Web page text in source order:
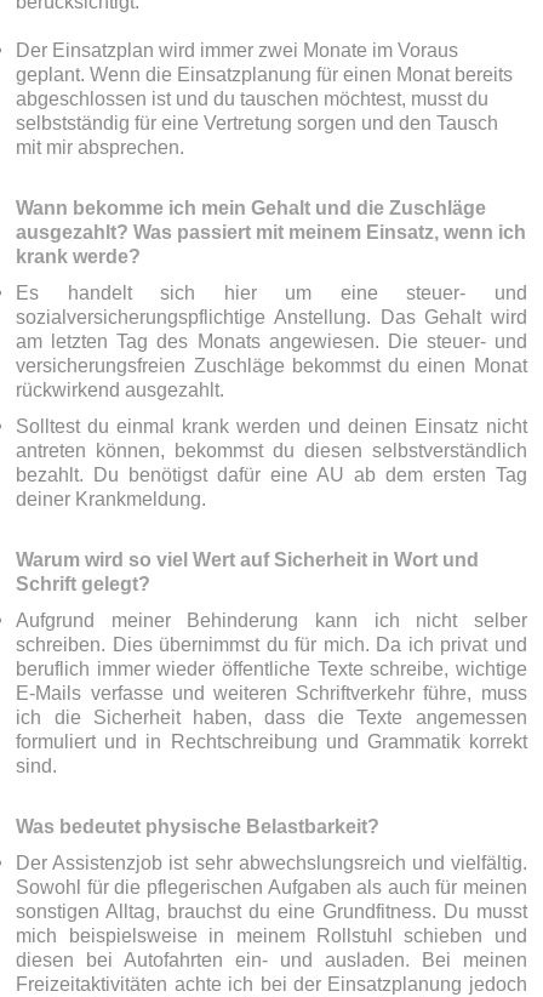
Der Einsatzplan wird immer zwei Monate im Voraus
geplant. Wenn die Einsatzplanung für einen Monat bereits
abgeschlossen ist und du tauschen möchtest, musst du
selbstständig für eine Vertretung sorgen und den Tausch
mit mir absprechen.
Wann bekomme ich mein Gehalt und die Zuschläge
ausgezahlt? Was passiert mit meinem Einsatz, wenn ich
krank werde?
Es handelt sich hier um eine steuer- und
sozialversicherungspflichtige Anstellung. Das Gehalt wird
am letzten Tag des Monats angewiesen. Die steuer- und
versicherungsfreien Zuschläge bekommst du einen Monat
rückwirkend ausgezahlt.
Solltest du einmal krank werden und deinen Einsatz nicht
antreten können, bekommst du diesen selbstverständlich
bezahlt. Du benötigst dafür eine AU ab dem ersten Tag
deiner Krankmeldung.
Warum wird so viel Wert auf Sicherheit in Wort und
Schrift gelegt?
Aufgrund meiner Behinderung kann ich nicht selber
schreiben. Dies übernimmst du für mich. Da ich privat und
beruflich immer wieder öffentliche Texte schreibe, wichtige
E-Mails verfasse und weiteren Schriftverkehr führe, muss
ich die Sicherheit haben, dass die Texte angemessen
formuliert und in Rechtschreibung und Grammatik korrekt
sind.
Was bedeutet physische Belastbarkeit?
Der Assistenzjob ist sehr abwechslungsreich und vielfältig.
Sowohl für die pflegerischen Aufgaben als auch für meinen
sonstigen Alltag, brauchst du eine Grundfitness. Du musst
mich beispielsweise in meinem Rollstuhl schieben und
diesen bei Autofahrten ein- und ausladen. Bei meinen
Freizeitaktivitäten achte ich bei der Einsatzplanung jedoch